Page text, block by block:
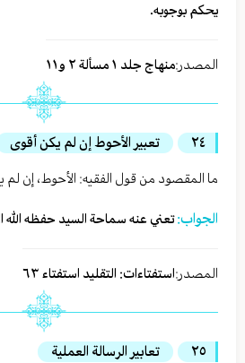
يحكم بوجوبه.
المصدر:منهاج جلد ١ مسألة ٢ و١١
٢٤
تعبير الأحوط إن لم يكن أقوى
ما المقصود من قول الفقيه: الأحوط، إن لم
الجواب:تعني عنه سماحة السيد حفظه الله
المصدر:استفتاءات: التقليد استفتاء ٦٣
٢٥
تعابير الرسالة العملية